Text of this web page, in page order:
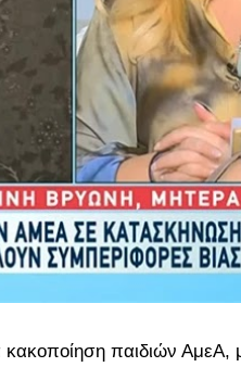
κακοποίηση παιδιών ΑμεΑ,